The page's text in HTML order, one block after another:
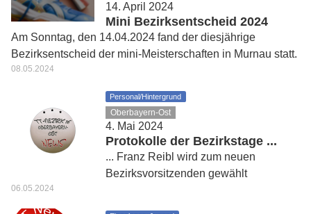
14. April 2024
Mini Bezirksentscheid 2024
Am Sonntag, den 14.04.2024 fand der diesjährige
Bezirksentscheid der mini-Meisterschaften in Murnau statt.
08.05.2024
Personal/Hintergrund
Oberbayern-Ost
4. Mai 2024
Protokolle der Bezirkstage ...
... Franz Reibl wird zum neuen
Bezirksvorsitzenden gewählt
06.05.2024